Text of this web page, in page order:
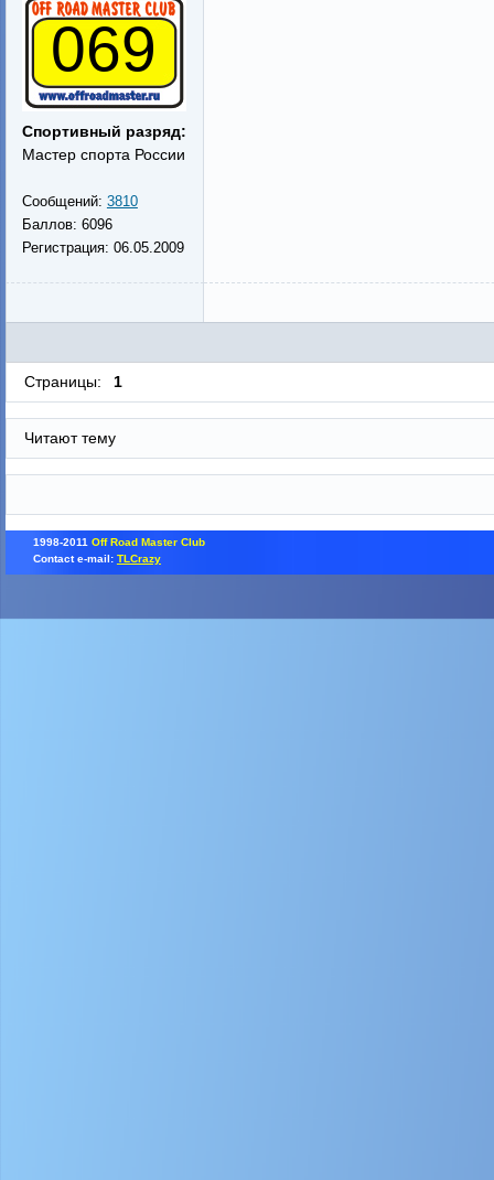
069
Спортивный разряд:
Мастер спорта России
Сообщений: 3810
Баллов: 6096
Регистрация: 06.05.2009
Страницы: 1
Читают тему
1998-2011 Off Road Master Club
Contact e-mail: TLCrazy